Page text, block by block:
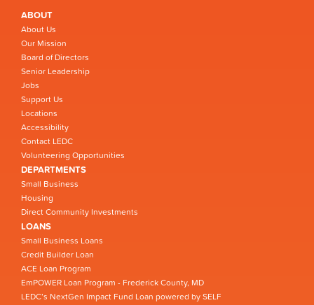
ABOUT
About Us
Our Mission
Board of Directors
Senior Leadership
Jobs
Support Us
Locations
Accessibility
Contact LEDC
Volunteering Opportunities
DEPARTMENTS
Small Business
Housing
Direct Community Investments
LOANS
Small Business Loans
Credit Builder Loan
ACE Loan Program
EmPOWER Loan Program - Frederick County, MD
LEDC’s NextGen Impact Fund Loan powered by SELF